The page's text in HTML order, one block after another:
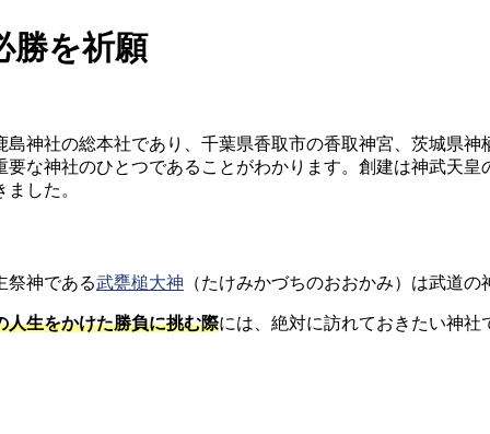
勝を祈願
神社の総本社であり、千葉県香取市の香取神宮、茨城県神
な神社のひとつであることがわかります。創建は神武天
した。
祭神である武甕槌大神 （たけみかづちのおおかみ）は武道の
人生をかけた勝負に挑む際には、絶対に訪れておきたい神社